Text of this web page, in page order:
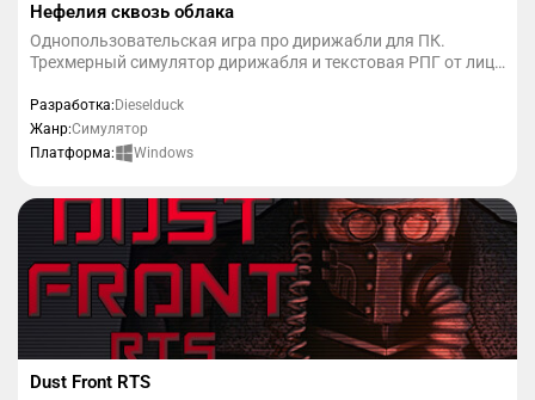
Нефелия сквозь облака
Однопользовательская игра про дирижабли для ПК.
Трехмерный симулятор дирижабля и текстовая РПГ от лица
дизельпанк в мире фантастического будущего.
Разработка: Dieselduck
Жанр:Симулятор
Платформа:
Windows
Dust Front RTS